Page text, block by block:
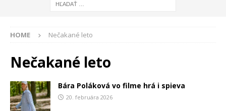
HOME Nečakané leto
Nečakané leto
Bára Poláková vo filme hrá i spieva
20. februára 2026